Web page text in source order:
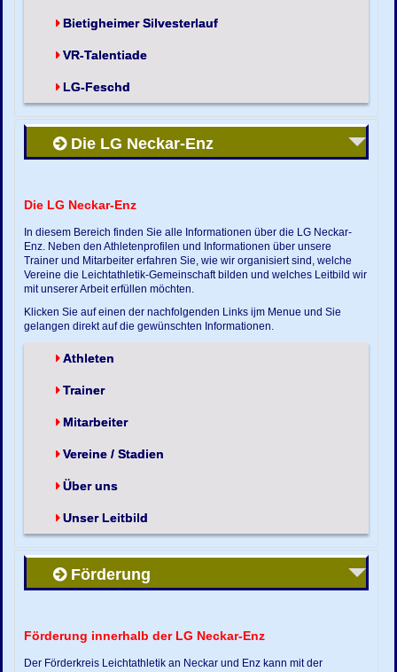
Bietigheimer Silvesterlauf
VR-Talentiade
LG-Feschd
Die LG Neckar-Enz
Die LG Neckar-Enz
In diesem Bereich finden Sie alle Informationen über die LG Neckar-
Enz. Neben den Athletenprofilen und Informationen über unsere
Trainer und Mitarbeiter erfahren Sie, wie wir organisiert sind, welche
Vereine die Leichtathletik-Gemeinschaft bilden und welches Leitbild wir
mit unserer Arbeit erfüllen möchten.
Klicken Sie auf einen der nachfolgenden Links ijm Menue und Sie
gelangen direkt auf die gewünschten Informationen.
Athleten
Trainer
Mitarbeiter
Vereine / Stadien
Über uns
Unser Leitbild
Förderung
Förderung innerhalb der LG Neckar-Enz
Der Förderkreis Leichtathletik an Neckar und Enz kann mit der